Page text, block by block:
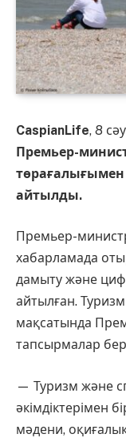
CaspianLife, 8
Премьер-
айтылды.
Премьер-
хабарламада
дамыту және
айтылған.
мақсатында
тапсырмалар
— Туризм және
әкімдіктерімен
мәдени,